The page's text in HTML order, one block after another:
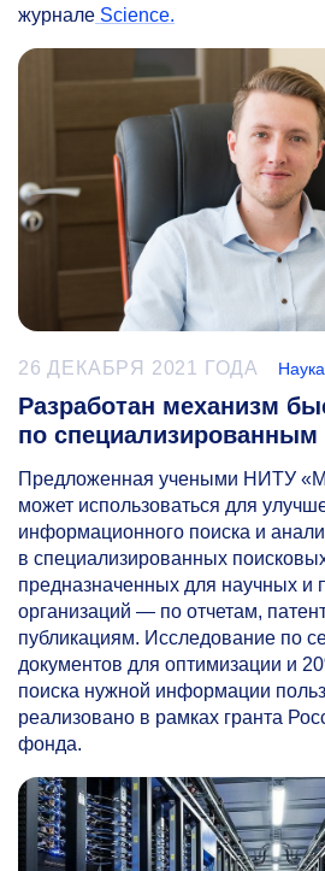
журнале Science.
26 ДЕКАБРЯ 2021 ГОДА Наука
Разработан механизм
по
Предложенная учеными НИТУ
может использоваться для
информационного поиска и
в специализированных
предназначенных для научных
организаций — по отчетам,
публикациям. Исследование по
документов для оптимизации и
поиска нужной информации
реализовано в рамках гранта
фонда.